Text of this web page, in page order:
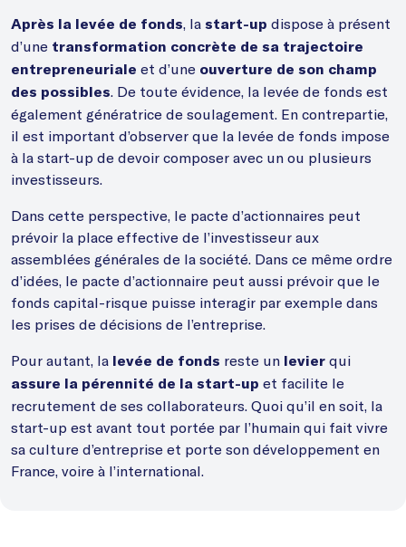
Après la levée de fonds, la start-up dispose à présent
d’une transformation concrète de sa trajectoire
entrepreneuriale et d’une ouverture de son champ
des possibles. De toute évidence, la levée de fonds est
également génératrice de soulagement. En contrepartie,
il est important d’observer que la levée de fonds impose
à la start-up de devoir composer avec un ou plusieurs
investisseurs.
Dans cette perspective, le pacte d’actionnaires peut
prévoir la place effective de l’investisseur aux
assemblées générales de la société. Dans ce même ordre
d’idées, le pacte d’actionnaire peut aussi prévoir que le
fonds capital-risque puisse interagir par exemple dans
les prises de décisions de l’entreprise.
Pour autant, la levée de fonds reste un levier qui
assure la pérennité de la start-up et facilite le
recrutement de ses collaborateurs. Quoi qu’il en soit, la
start-up est avant tout portée par l’humain qui fait vivre
sa culture d’entreprise et porte son développement en
France, voire à l’international.